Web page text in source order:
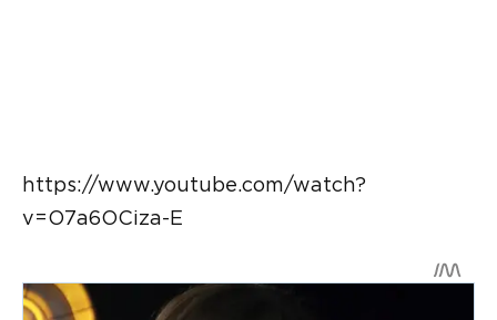
https://www.youtube.com/watch?
v=O7a6OCiza-E